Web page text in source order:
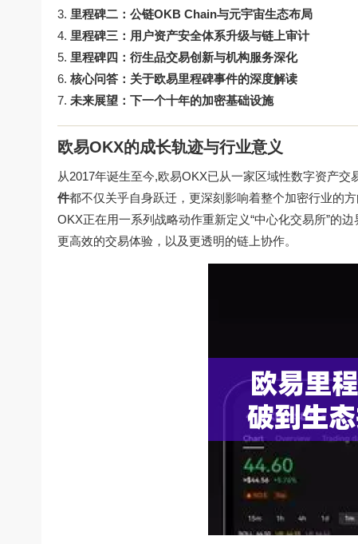
里程碑二：公链OKB Chain与元宇宙生态布局
里程碑三：用户资产安全体系升级与链上审计
里程碑四：衍生品交易创新与机构服务深化
核心问答：关于欧易里程碑事件的深度解读
未来展望：下一个十年的加密基础设施
欧易OKX的成长轨迹与行业意义
从2017年诞生至今,欧易OKX已从一家区域性数字资产
件都不仅关乎自身跃迁，更深刻影响着整个加密行业的
OKX正在用一系列战略动作重新定义“中心化交易所”的
更高效的交易体验，以及更透明的链上协作。